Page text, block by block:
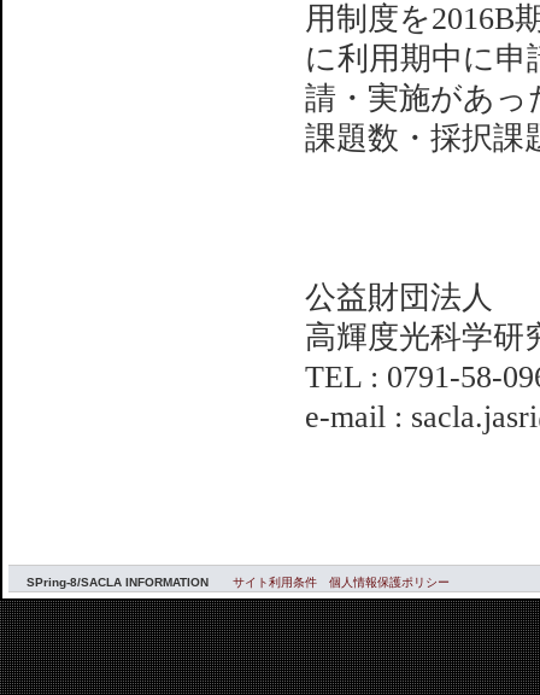
用制度を2016B
に利用期中に
請・実施があっ
課題数・採択課
公益財団法人
高輝度光科学
TEL : 0791-58-
e-mail :
SPring-8/SACLA INFORMATION サイト利用条件 個人情報保護ポリシー